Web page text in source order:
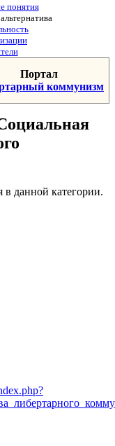
понятия
Портал
коммунизм
данной категории.